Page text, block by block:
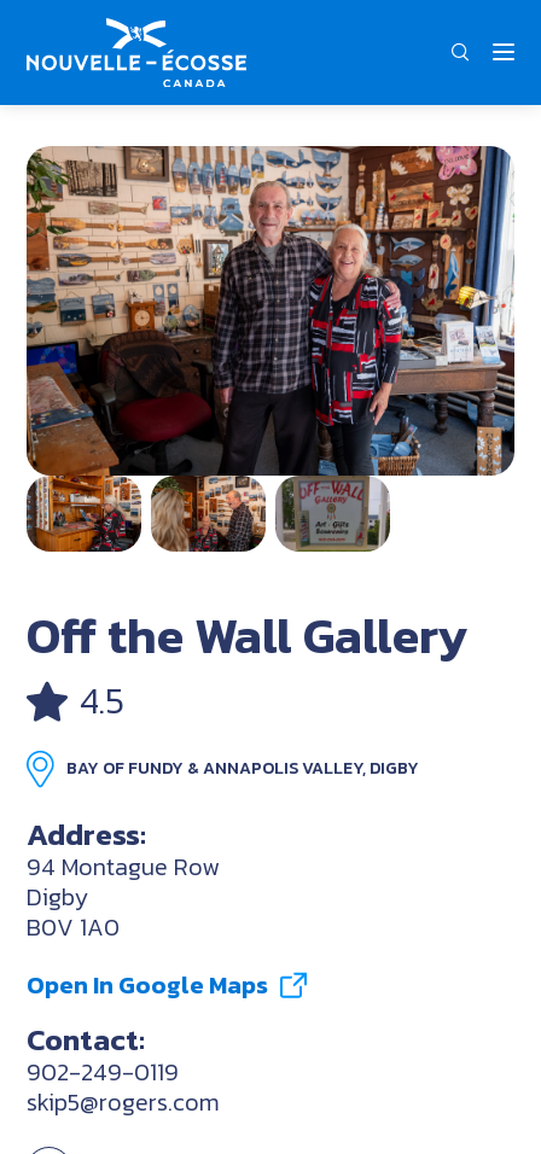
FRA
Home Off the Wall Gallery
Off the Wall Gallery
4.5
BAY OF FUNDY & ANNAPOLIS VALLEY, DIGBY
Address:
94 Montague Row
Digby
B0V 1A0
Open In Google Maps
Contact:
902-249-0119
skip5@rogers.com